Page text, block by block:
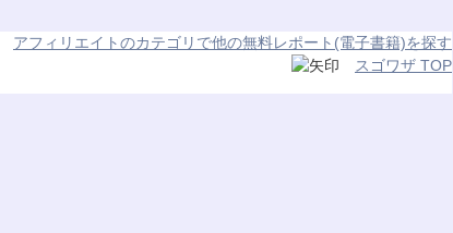
アフィリエイトのカテゴリで他の無料レポート(電子書籍)を探す
スゴワザ TOP